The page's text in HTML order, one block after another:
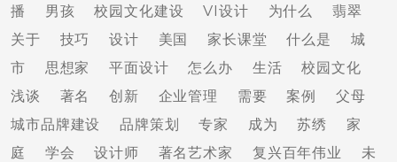
播
男孩 校园文化建设 VI设计 为什么
翡翠
关于
技巧 设计 美国 家长课堂 什么是
城
市
思想家 平面设计 怎么办 生活
校园文化
浅谈
著名 创新 企业管理 需要 案例
父母
城市品牌建设
品牌策划 专家 成为 苏绣
家
庭
学会 设计师 著名艺术家 复兴百年伟业
未